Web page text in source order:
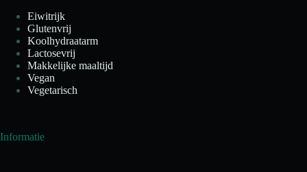
Eiwitrijk
Glutenvrij
Koolhydraatarm
Lactosevrij
Makkelijke maaltijd
Vegan
Vegetarisch
Informatie